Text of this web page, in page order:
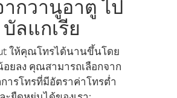
กวานูอาตู ไป
บัลแกเรีย
ให้คุณโทรได้นานขึ้นโดย
อยลง คุณสามารถเลือกจาก
การโทรที่มีอัตราค่าโทรต่ำ